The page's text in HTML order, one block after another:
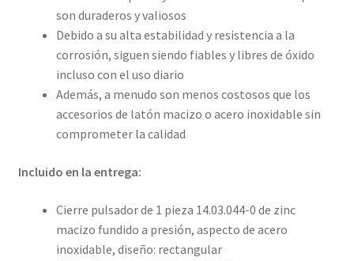
son duraderos y valiosos
Debido a su alta estabilidad y resistencia a la
corrosión, siguen siendo fiables y libres de óxido
incluso con el uso diario
Además, a menudo son menos costosos que los
accesorios de latón macizo o acero inoxidable sin
comprometer la calidad
Incluido en la entrega:
Cierre pulsador de 1 pieza 14.03.044-0 de zinc
macizo fundido a presión, aspecto de acero
inoxidable, diseño: rectangular